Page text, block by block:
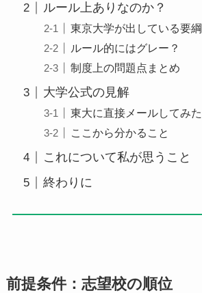
ルール上ありなのか？
東京大学が出している要綱
ルール的にはグレー？
制度上の問題点まとめ
大学公式の見解
東大に直接メールしてみた
ここから分かること
これについて私が思うこと
終わりに
前提条件：志望校の順位